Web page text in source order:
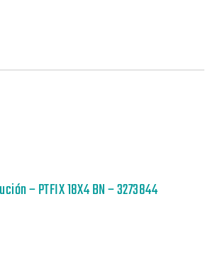
– PTFIX 18X4 BN – 3273844